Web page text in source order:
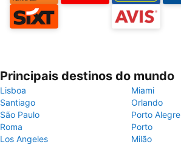
Principais destinos do mundo
Lisboa
Miami
Santiago
Orlando
São Paulo
Porto Alegre
Roma
Porto
Los Angeles
Milão